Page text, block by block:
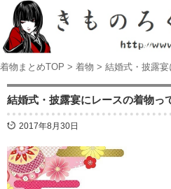
着物まとめTOP > 着物 > 結婚式・披露
結婚式・披露宴にレースの着物っ
2017年8月30日